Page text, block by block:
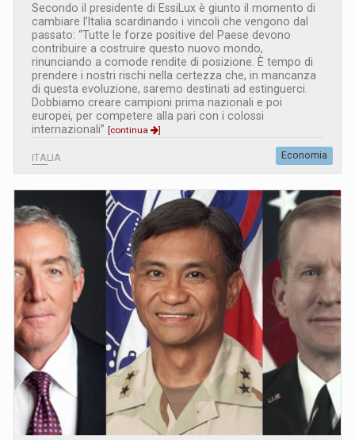
Secondo il presidente di EssiLux è giunto il momento di
cambiare l’Italia scardinando i vincoli che vengono dal
passato: “Tutte le forze positive del Paese devono
contribuire a costruire questo nuovo mondo,
rinunciando a comode rendite di posizione. È tempo di
prendere i nostri rischi nella certezza che, in mancanza
di questa evoluzione, saremo destinati ad estinguerci.
Dobbiamo creare campioni prima nazionali e poi
europei, per competere alla pari con i colossi
internazionali” [continua ]
ITALIA Economia